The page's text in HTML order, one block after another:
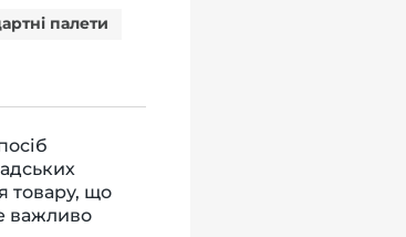
палети
товару, що
важливо